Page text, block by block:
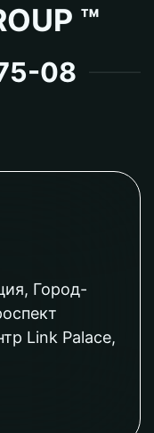
™
08
Город-
Link Palace,